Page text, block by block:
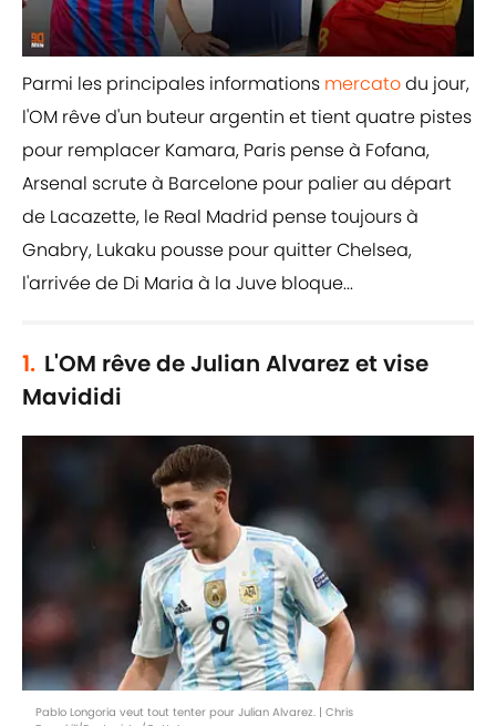
Parmi les principales informations mercatodu jour,
l'OM rêve d'un buteur argentin et tient quatre pistes
pour remplacer Kamara, Paris pense à Fofana,
Arsenal scrute à Barcelone pour palier au départ
de Lacazette, le Real Madrid pense toujours à
Gnabry, Lukaku pousse pour quitter Chelsea,
l'arrivée de Di Maria à la Juve bloque...
1. L'OM rêve de Julian Alvarez et vise
Mavididi
Pablo Longoria veut tout tenter pour Julian Alvarez. | Chris